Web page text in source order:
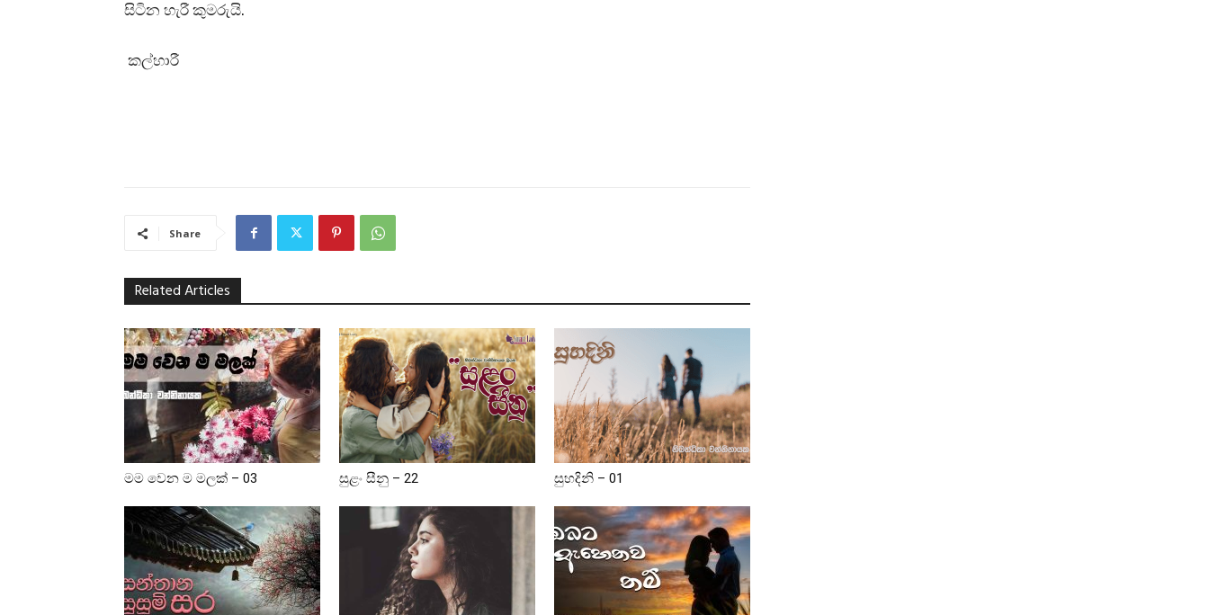
සිටින හැරී කුමරුයි.
කල්හාරී
Share
Related Articles
මම වෙන ම මලක් – 03 සුළං සීනු – 22 සුහදිනි – 01